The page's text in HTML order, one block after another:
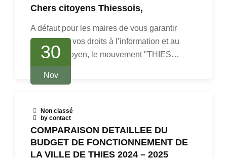
Chers citoyens Thiessois,
A défaut pour les maires de vous garantir
pleinement vos droits à l’information et au
contrôle citoyen, le mouvement "THIES…
30
Nov
Non classé
by contact
COMPARAISON DETAILLEE DU
BUDGET DE FONCTIONNEMENT DE
LA VILLE DE THIES 2024 – 2025